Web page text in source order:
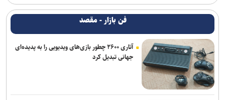
فن بازار - مقصد
آتاری ۲۶۰۰ چطور بازی‌های ویدیویی را به پدیده‌ای
جهانی تبدیل کرد